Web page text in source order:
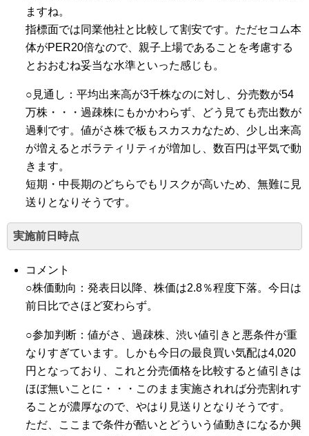
ますね。
指標面では同業他社と比較して割安です。ただセコム本
体がPER20倍なので、親子上場であることを考慮する
とおおむね妥当な水準といった感じも。
○見通し：平均出来高が3千株なのに対し、分売数が54
万株・・・過疎株にもかかわらず、どう見ても売出数が
過剰です。値がさ株で板もスカスカなため、少し出来高
が増えるとボラティリティが増加し、数百円は平気で動
きます。
短期・中長期のどちらでもリスクが高いため、無難に見
送りとなりそうです。
実施前日時点
コメント
○株価動向：発表日以降、株価は2.8％程度下落。今日は
前日比でさほど変わらず。
○参加判断：値がさ、過疎株、渋い値引きと悪条件が重
なりすぎています。しかも今日の最良買い気配は4,020
円となっており、これと分売価格を比較すると値引きは
ほぼ無いことに・・・このまま実施されれば分売割れす
ることが濃厚なので、やはり見送りとなりそうです。
ただ、ここまで条件が酷いとどういう値動きになるか興